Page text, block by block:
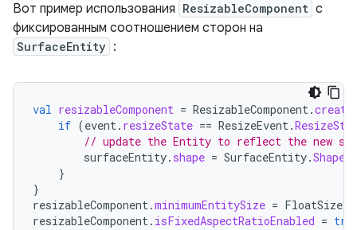
Вот пример использования ResizableComponent с
фиксированным соотношением сторон на
SurfaceEntity :
val resizableComponent = ResizableComponent.create
if (event. resizeState == ResizeEvent.
// update the Entity to reflect the new
surfaceEntity. shape = SurfaceEntity.Shape
}
}
resizableComponent.minimumEntitySize = FloatSize3d
resizableComponent. isFixedAspectRatioEnabled =